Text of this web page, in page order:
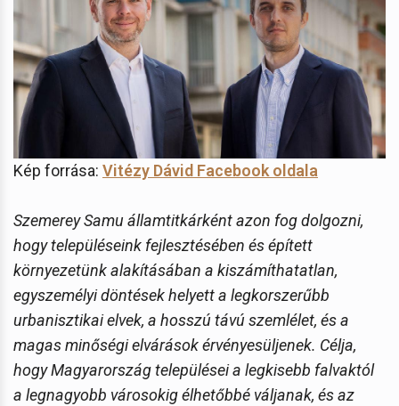
Kép forrása: Vitézy Dávid Facebook oldala
Szemerey Samu államtitkárként azon fog dolgozni,
hogy településeink fejlesztésében és épített
környezetünk alakításában a kiszámíthatatlan,
egyszemélyi döntések helyett a legkorszerűbb
urbanisztikai elvek, a hosszú távú szemlélet, és a
magas minőségi elvárások érvényesüljenek. Célja,
hogy Magyarország települései a legkisebb falvaktól
a legnagyobb városokig élhetőbbé váljanak, és az